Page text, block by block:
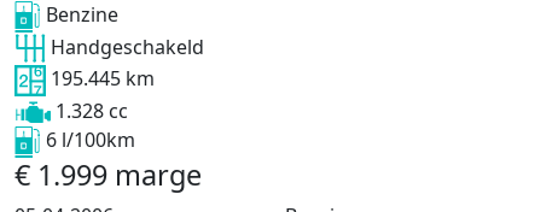
Benzine
Handgeschakeld
195.445 km
1.328 cc
6 l/100km
€ 1.999 marge